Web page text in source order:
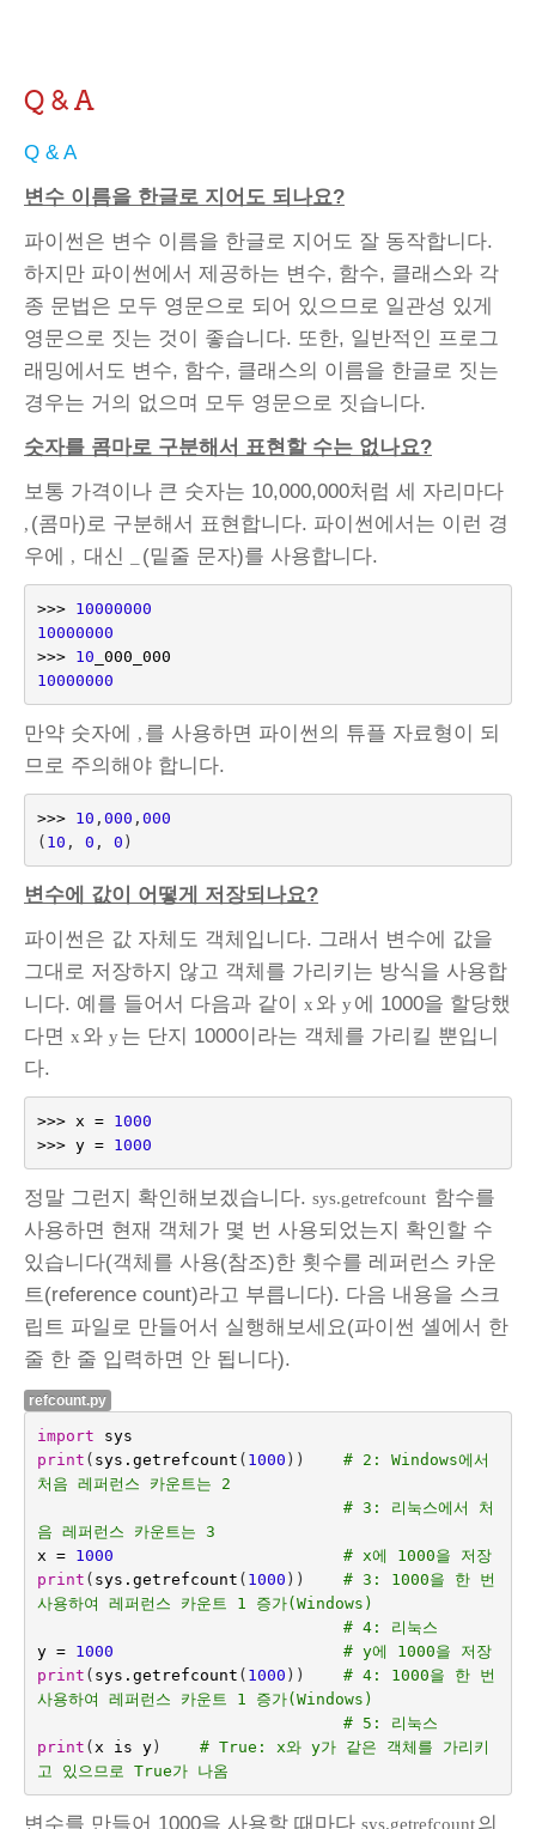
Q & A
Q & A
변수 이름을 한글로 지어도 되나요?
파이썬은 변수 이름을 한글로 지어도 잘 동작합니다.
하지만 파이썬에서 제공하는 변수, 함수, 클래스와 각
종 문법은 모두 영문으로 되어 있으므로 일관성 있게
영문으로 짓는 것이 좋습니다. 또한, 일반적인 프로그
래밍에서도 변수, 함수, 클래스의 이름을 한글로 짓는
경우는 거의 없으며 모두 영문으로 짓습니다.
숫자를 콤마로 구분해서 표현할 수는 없나요?
보통 가격이나 큰 숫자는 10,000,000처럼 세 자리마다
, (콤마)로 구분해서 표현합니다. 파이썬에서는 이런 경
우에 , 대신 (밑줄 문자)를 사용합니다.
>>>
10000000
10000000
>>>
10 _000_000
10000000
만약 숫자에 , 를 사용하면 파이썬의 튜플 자료형이 되
므로 주의해야 합니다.
>>> 10 , 000 , 000
( 10 , 0 , 0 )
변수에 값이 어떻게 저장되나요?
파이썬은 값 자체도 객체입니다. 그래서 변수에 값을
그대로 저장하지 않고 객체를 가리키는 방식을 사용합
니다. 예를 들어서 다음과 같이 x 와 y에 1000을 할당했
다면 x 와 y는 단지 1000이라는 객체를 가리킬 뿐입니
다.
>>> x =
1000
>>> y = 1000
정말 그런지 확인해보겠습니다. sys.getrefcount 함수를
사용하면 현재 객체가 몇 번 사용되었는지 확인할 수
있습니다(객체를 사용(참조)한 횟수를 레퍼런스 카운
트(reference count)라고 부릅니다). 다음 내용을 스크
립트 파일로 만들어서 실행해보세요(파이썬 셸에서 한
줄 한 줄 입력하면 안 됩니다).
refcount.py
import
sys
print ( sys . getrefcount ( 1000 ))
# 2: Windows에서
처음 레퍼런스 카운트는 2
# 3: 리눅스에서 처
음 레퍼런스 카운트는 3
x = 1000
# x에 1000을 저장
print ( sys . getrefcount ( 1000 ))
# 3: 1000을 한 번
사용하여 레퍼런스 카운트 1 증가(Windows)
# 4: 리눅스
y = 1000
# y에 1000을 저장
print ( sys . getrefcount ( 1000 ))
# 4: 1000을 한 번
사용하여 레퍼런스 카운트 1 증가(Windows)
# 5: 리눅스
print ( x is y)
# True: x와 y가 같은 객체를 가리키
고 있으므로 True가 나옴
변수를 만들어 1000을 사용할 때마다 sys.getrefcount의